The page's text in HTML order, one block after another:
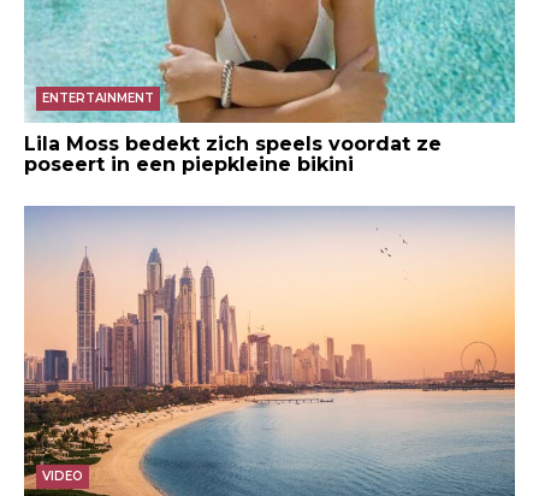
ENTERTAINMENT
Lila Moss bedekt zich speels voordat ze
poseert in een piepkleine bikini
VIDEO